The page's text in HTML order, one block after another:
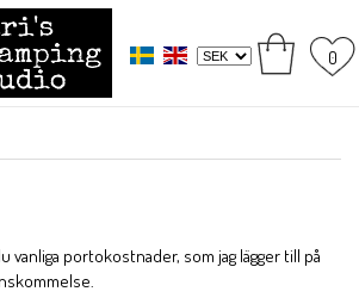
0
vanliga portokostnader, som jag lägger till på